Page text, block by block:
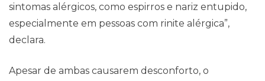
sintomas alérgicos, como espirros e nariz entupido,
especialmente em pessoas com rinite alérgica”,
declara.
Apesar de ambas causarem desconforto, o